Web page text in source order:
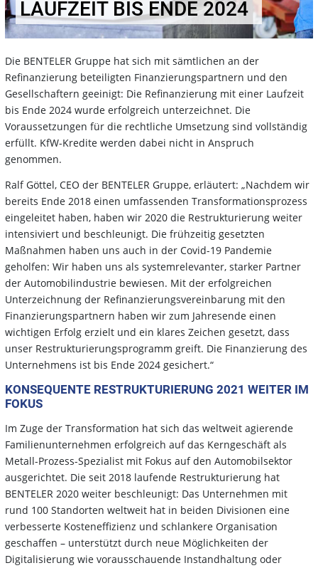
LAUFZEIT BIS ENDE 2024
Die BENTELER Gruppe hat sich mit sämtlichen an der
Refinanzierung beteiligten Finanzierungspartnern und den
Gesellschaftern geeinigt: Die Refinanzierung mit einer Laufzeit
bis Ende 2024 wurde erfolgreich unterzeichnet. Die
Voraussetzungen für die rechtliche Umsetzung sind vollständig
erfüllt. KfW-Kredite werden dabei nicht in Anspruch
genommen.
Ralf Göttel, CEO der BENTELER Gruppe, erläutert: „Nachdem wir
bereits Ende 2018 einen umfassenden Transformationsprozess
eingeleitet haben, haben wir 2020 die Restrukturierung weiter
intensiviert und beschleunigt. Die frühzeitig gesetzten
Maßnahmen haben uns auch in der Covid-19 Pandemie
geholfen: Wir haben uns als systemrelevanter, starker Partner
der Automobilindustrie bewiesen. Mit der erfolgreichen
Unterzeichnung der Refinanzierungsvereinbarung mit den
Finanzierungspartnern haben wir zum Jahresende einen
wichtigen Erfolg erzielt und ein klares Zeichen gesetzt, dass
unser Restrukturierungsprogramm greift. Die Finanzierung des
Unternehmens ist bis Ende 2024 gesichert.“
KONSEQUENTE RESTRUKTURIERUNG 2021 WEITER IM
FOKUS
Im Zuge der Transformation hat sich das weltweit agierende
Familienunternehmen erfolgreich auf das Kerngeschäft als
Metall-Prozess-Spezialist mit Fokus auf den Automobilsektor
ausgerichtet. Die seit 2018 laufende Restrukturierung hat
BENTELER 2020 weiter beschleunigt: Das Unternehmen mit
rund 100 Standorten weltweit hat in beiden Divisionen eine
verbesserte Kosteneffizienz und schlankere Organisation
geschaffen – unterstützt durch neue Möglichkeiten der
Digitalisierung wie vorausschauende Instandhaltung oder